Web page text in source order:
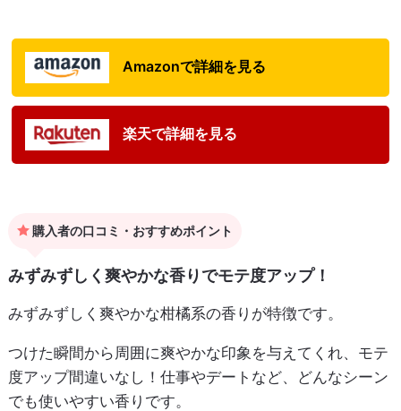
Amazonで詳細を見る
楽天で詳細を見る
購入者の口コミ・おすすめポイント
みずみずしく爽やかな香りでモテ度アップ！
みずみずしく爽やかな柑橘系の香りが特徴です。
つけた瞬間から周囲に爽やかな印象を与えてくれ、モテ
度アップ間違いなし！仕事やデートなど、どんなシーン
でも使いやすい香りです。